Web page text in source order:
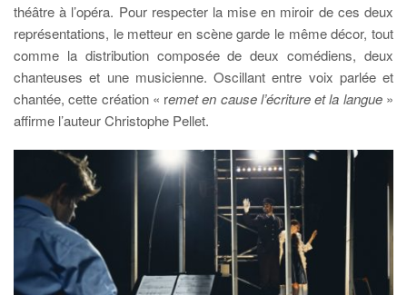
théâtre à l’opéra. Pour respecter la mise en miroir de ces deux
représentations, le metteur en scène garde le même décor, tout
comme la distribution composée de deux comédiens, deux
chanteuses et une musicienne. Oscillant entre voix parlée et
chantée, cette création « remet en cause l’écriture et la langue»
affirme l’auteur Christophe Pellet.